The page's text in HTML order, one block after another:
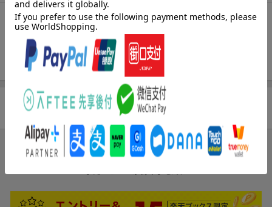
内容紹介（JPROより）
事例でわかる！教えられる！
呼吸・循環のアセスメント
商品レビュー
ブックスのレビュー